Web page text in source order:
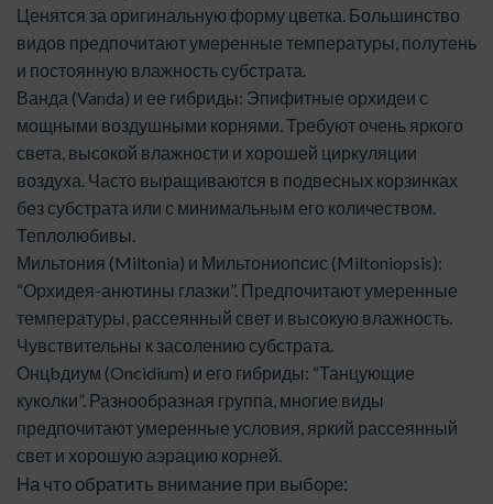
Ценятся за оригинальную форму цветка. Большинство
видов предпочитают умеренные температуры, полутень
и постоянную влажность субстрата.
Ванда (Vanda) и ее гибриды: Эпифитные орхидеи с
мощными воздушными корнями. Требуют очень яркого
света, высокой влажности и хорошей циркуляции
воздуха. Часто выращиваются в подвесных корзинках
без субстрата или с минимальным его количеством.
Теплолюбивы.
Мильтония (Miltonia) и Мильтониопсис (Miltoniopsis):
“Орхидея-анютины глазки”. Предпочитают умеренные
температуры, рассеянный свет и высокую влажность.
Чувствительны к засолению субстрата.
Онцbдиум (Oncidium) и его гибриды: “Танцующие
куколки”. Разнообразная группа, многие виды
предпочитают умеренные условия, яркий рассеянный
свет и хорошую аэрацию корней.
На что обратить внимание при выборе: